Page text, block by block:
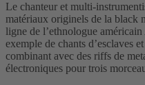
Le chanteur et multi-
matériaux originels de la black
ligne de l’ethnologue
exemple de chants d’esclaves
combinant avec des riffs de
électroniques pour trois